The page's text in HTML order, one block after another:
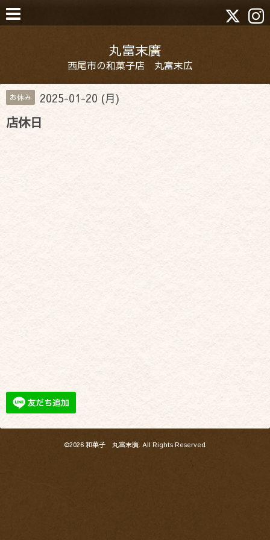
丸富末廣
西尾市の和菓子店 丸富末広
お休み 2025-01-20 (月)
店休日
©2026 和菓子 丸富末廣. All Rights Reserved.